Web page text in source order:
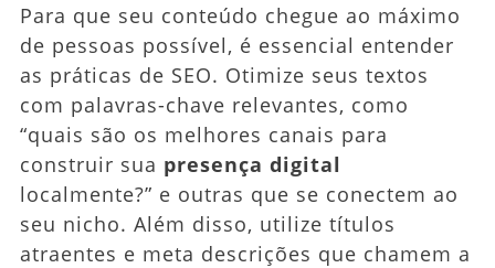
Para que seu conteúdo chegue ao máximo
de pessoas possível, é essencial entender
as práticas de SEO. Otimize seus textos
com palavras-chave relevantes, como
“quais são os melhores canais para
construir sua presença digital
localmente?” e outras que se conectem ao
seu nicho. Além disso, utilize títulos
atraentes e meta descrições que chamem a